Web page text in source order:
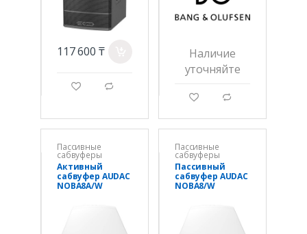
117 600 ₸
g d
Наличие
уточняйте
g d
Пассивные
сабвуферы
Активный
сабвуфер AUDAC
NOBA8A/W
Пассивные
сабвуферы
Пассивный
сабвуфер AUDAC
NOBA8/W